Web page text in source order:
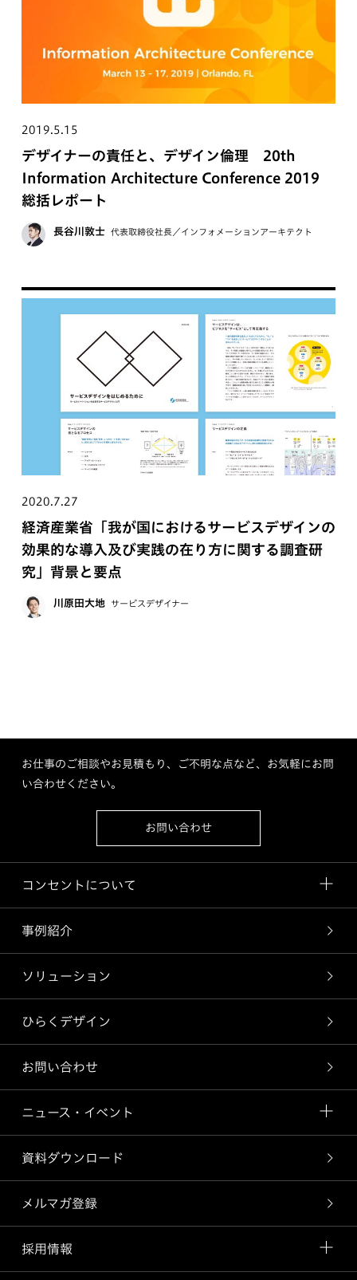
2019.5.15
デザイナーの責任と、デザイン倫理 20th
Information Architecture Conference 2019
総括レポート
長谷川敦士 代表取締役社長／インフォメーションアーキテクト
2020.7.27
経済産業省「我が国におけるサービスデザインの
効果的な導入及び実践の在り方に関する調査研
究」背景と要点
川原田大地 サービスデザイナー
お仕事のご相談やお見積もり、ご不明な点など、お気軽にお問
い合わせください。
お問い合わせ
コンセントについて
事例紹介
ソリューション
ひらくデザイン
お問い合わせ
ニュース・イベント
資料ダウンロード
メルマガ登録
採用情報